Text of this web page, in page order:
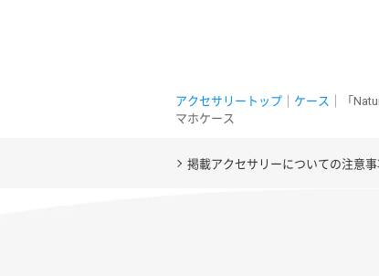
アクセサリートップ ケース
｜「
マホケース
掲載アクセサリーについての注意